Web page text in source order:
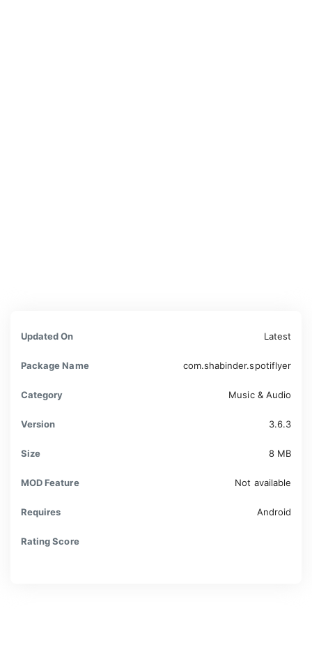
Updated On Latest
Package Name com.shabinder.spotiflyer
Category Music & Audio
Version 3.6.3
Size 8 MB
MOD Feature Not available
Requires Android
Rating Score